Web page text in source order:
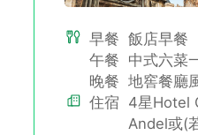
早餐 飯店早餐
午餐 中式六菜
晚餐 地窖餐廳
住宿 4星Hotel
Andel或(